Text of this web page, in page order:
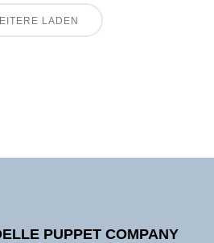
LADEN
PUPPET COMPANY